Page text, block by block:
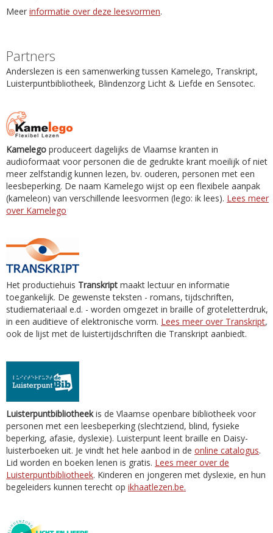
Meer informatie over deze leesvormen.
Partners
Anderslezen is een samenwerking tussen Kamelego, Transkript,
Luisterpuntbibliotheek, Blindenzorg Licht & Liefde en Sensotec.
Kamelego produceert dagelijks de Vlaamse kranten in
audioformaat voor personen die de gedrukte krant moeilijk of niet
meer zelfstandig kunnen lezen, bv. ouderen, personen met een
leesbeperking. De naam Kamelego wijst op een flexibele aanpak
(kameleon) van verschillende leesvormen (lego: ik lees). Lees meer
over Kamelego
Het productiehuis Transkript maakt lectuur en informatie
toegankelijk. De gewenste teksten - romans, tijdschriften,
studiemateriaal e.d. - worden omgezet in braille of groteletterdruk,
in een auditieve of elektronische vorm. Lees meer over Transkript,
ook de lijst met de luistertijdschriften die Transkript aanbiedt.
Luisterpuntbibliotheekis de Vlaamse openbare bibliotheek voor
personen met een leesbeperking (slechtziend, blind, fysieke
beperking, afasie, dyslexie). Luisterpunt leent braille en Daisy-
luisterboeken uit. Je vindt het hele aanbod in de online catalogus.
Lid worden en boeken lenen is gratis. Lees meer over de
Luisterpuntbibliotheek. Kinderen en jongeren met dyslexie, en hun
begeleiders kunnen terecht op ikhaatlezen.be.